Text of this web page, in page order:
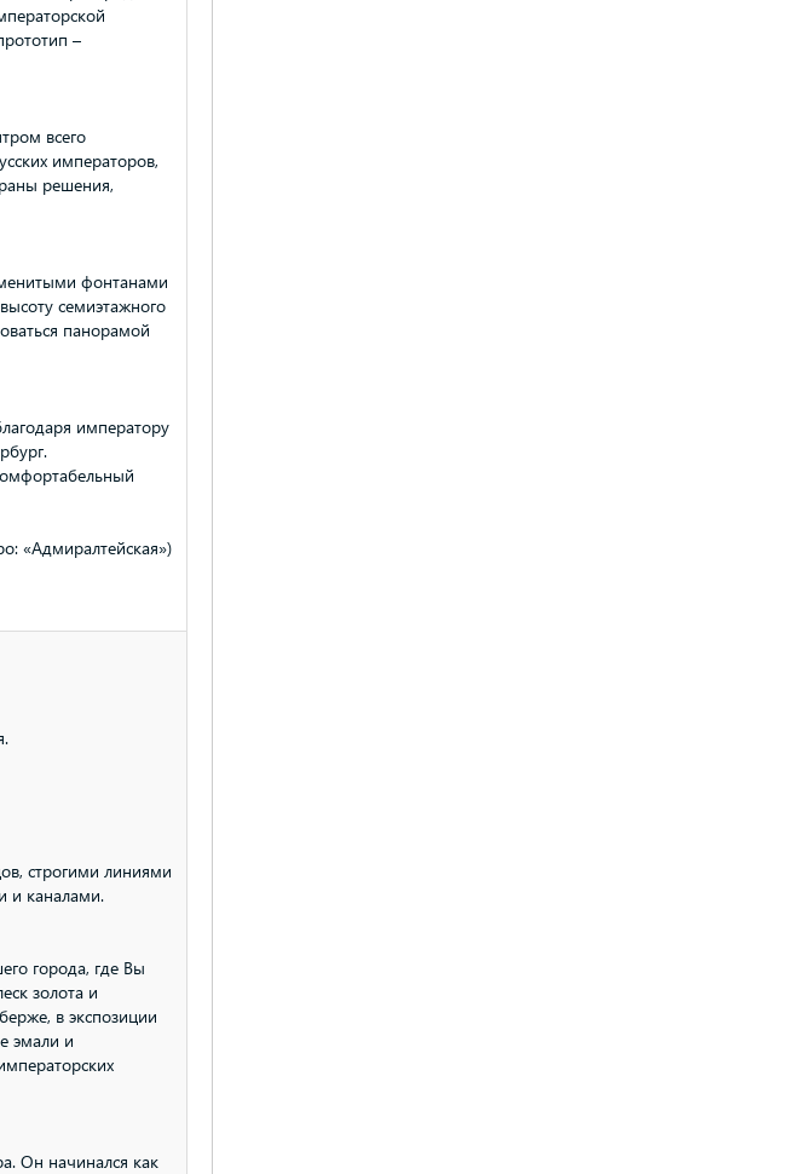
–
всего
императоров,
решения,
фонтанами
семиэтажного
панорамой
императору
«Адмиралтейская»)
строгими линиями
и каналами.
города, где Вы
золота и
в экспозиции
эмали и
Он начинался как